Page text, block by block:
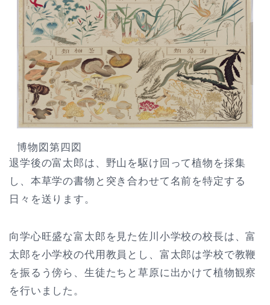
博物図第四図
退学後の富太郎は、野山を駆け回って植物を採集
し、本草学の書物と突き合わせて名前を特定する
日々を送ります。
向学心旺盛な富太郎を見た佐川小学校の校長は、富
太郎を小学校の代用教員とし、富太郎は学校で教鞭
を振るう傍ら、生徒たちと草原に出かけて植物観察
を行いました。